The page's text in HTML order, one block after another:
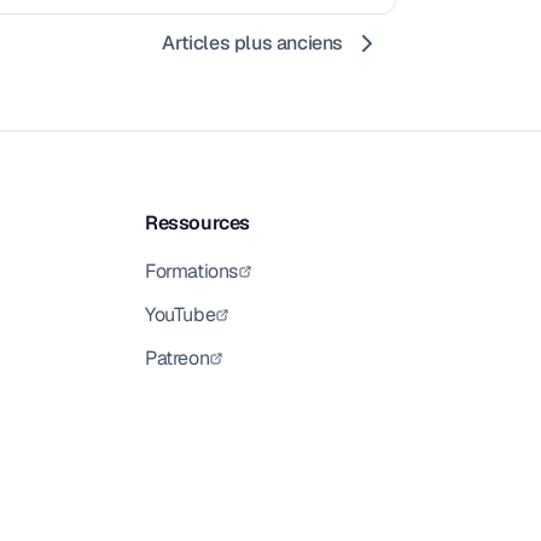
Articles plus anciens
Ressources
Formations
YouTube
Patreon